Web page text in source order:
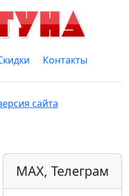
Контакты
сайта
MAX, Телеграм